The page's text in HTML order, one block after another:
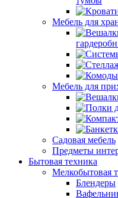
Мебель для
Мебель для
Садовая мебель
Предметы
Бытовая техника
Мелкобытовая
Блендеры